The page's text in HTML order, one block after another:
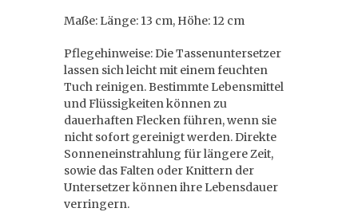
Maße: Länge: 13 cm, Höhe: 12 cm
Pflegehinweise: Die Tassenuntersetzer
lassen sich leicht mit einem feuchten
Tuch reinigen. Bestimmte Lebensmittel
und Flüssigkeiten können zu
dauerhaften Flecken führen, wenn sie
nicht sofort gereinigt werden. Direkte
Sonneneinstrahlung für längere Zeit,
sowie das Falten oder Knittern der
Untersetzer können ihre Lebensdauer
verringern.